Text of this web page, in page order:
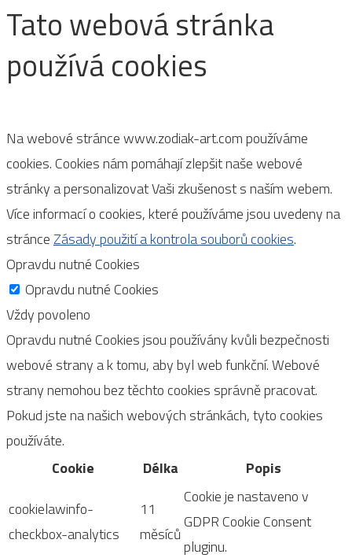
Tato webová stránka
používá cookies
Na webové stránce www.zodiak-art.com používáme
cookies. Cookies nám pomáhají zlepšit naše webové
stránky a personalizovat Vaši zkušenost s naším webem.
Více informací o cookies, které používáme jsou uvedeny na
stránceZásady použití a kontrola souborů cookies.
Opravdu nutné Cookies
Opravdu nutné Cookies
Vždy povoleno
Opravdu nutné Cookies jsou používány kvůli bezpečnosti
webové strany a k tomu, aby byl web funkční. Webové
strany nemohou bez těchto cookies správně pracovat.
Pokud jste na našich webových stránkách, tyto cookies
používáte.
Cookie
Délka
Popis
cookielawinfo-
checkbox-analytics
11
měsíců
Cookie je nastaveno v
GDPR Cookie Consent
pluginu.